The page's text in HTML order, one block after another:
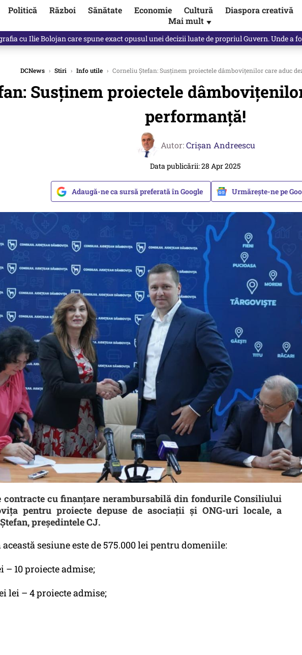
Politică Război Sănătate Economie Cultură Diaspora creativă
Mai mult ▼
gafă în direct despre „omul harnic“ / video
DCNews › Stiri › Info utile › Corneliu Ștefan: Susținem proiectele dâmbovițenilor care aduc
Susținem proiectele
performanță!
Autor:Crişan Andreescu
Data publicării: 28 Apr 2025
Adaugă-ne ca sursă preferată în Google Urmărește-ne pe
contracte cu finanțare nerambursabilă din fondurile Consiliului
pentru proiecte depuse de asociații și ONG-uri locale, a
președintele CJ.
sesiune este de 575.000 lei pentru domeniile:
– 10 proiecte admise;
lei – 4 proiecte admise;